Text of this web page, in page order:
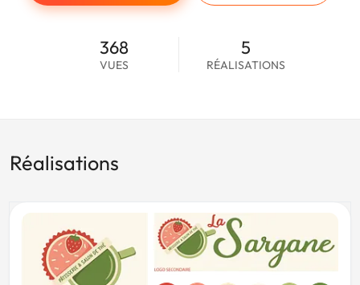
368
VUES
5
RÉALISATIONS
Réalisations